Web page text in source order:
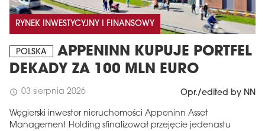
RYNEK INWESTYCYJNY I FINANSOWY
POLSKA
APPENINN KUPUJE PORTFEL
DEKADY ZA 100 MLN EURO
schedule 03 sierpnia 2026 Opr./edited by NN
Węgierski inwestor nieruchomości Appeninn Asset
Management Holding sfinalizował przejęcie jedenastu